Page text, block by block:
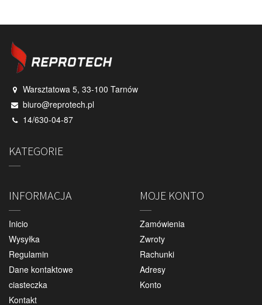
Warsztatowa 5, 33-100 Tarnów
biuro@reprotech.pl
14/630-04-87
KATEGORIE
INFORMACJA
Inicio
Wysyłka
Regulamin
Dane kontaktowe
ciasteczka
Kontakt
MOJE KONTO
Zamówienia
Zwroty
Rachunki
Adresy
Konto